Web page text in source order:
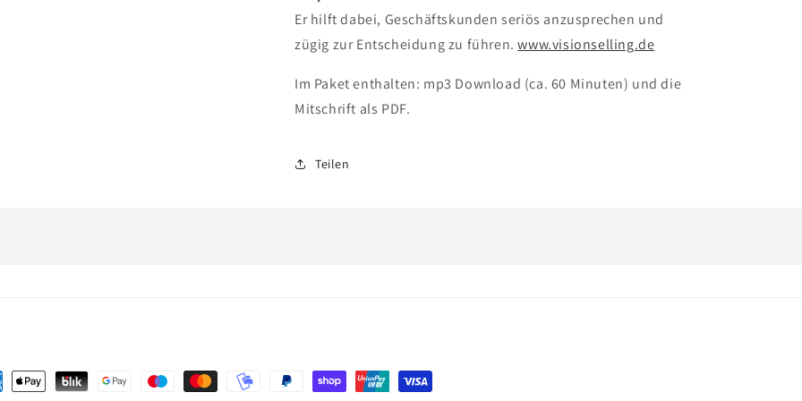
Er hilft dabei, Geschäftskunden seriös anzusprechen und
zügig zur Entscheidung zu führen.www.visionselling.de
Im Paket enthalten: mp3 Download (ca. 60 Minuten) und die
Mitschrift als PDF.
Teilen